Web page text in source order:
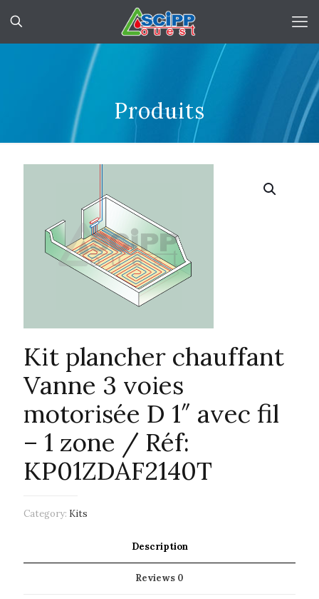
Produits
Kit plancher chauffant
Vanne 3 voies
motorisée D 1″ avec fil
– 1 zone / Réf:
KP01ZDAF2140T
Category: Kits
Description
Reviews 0